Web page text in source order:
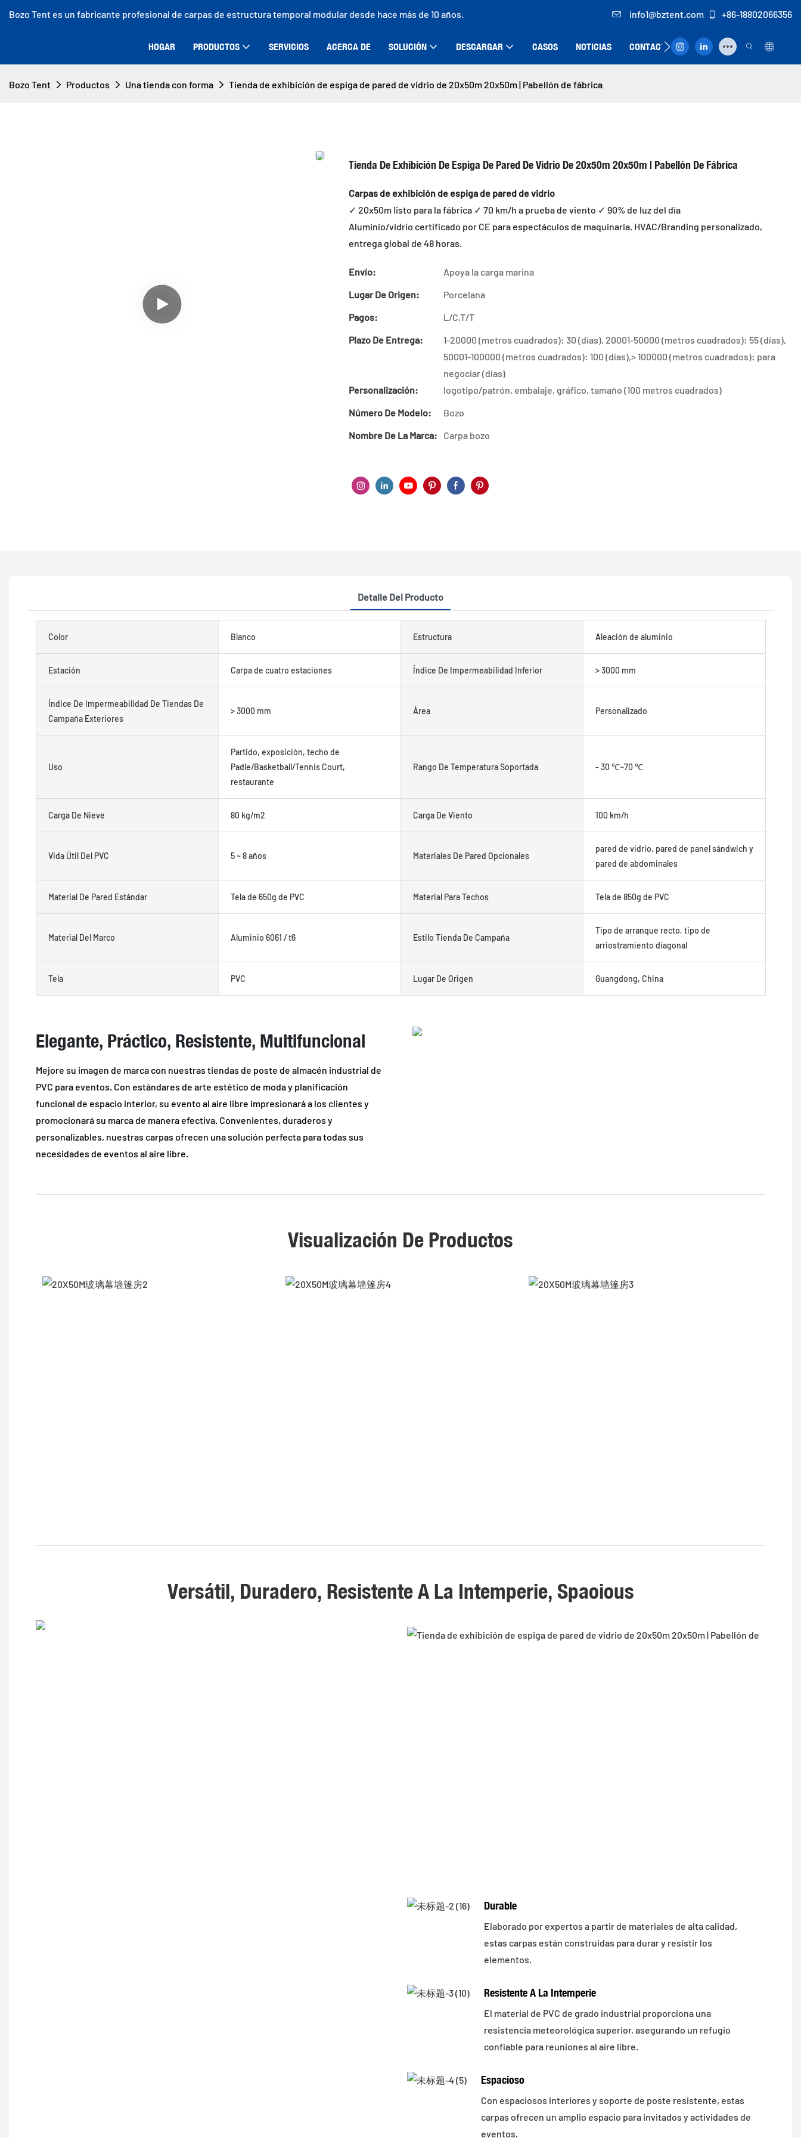
Bozo Tent es un fabricante profesional de carpas de estructura temporal modular desde hace más de 10 años. info1@bztent.com +86-18802066356
HOGAR PRODUCTOS SERVICIOS ACERCA DE SOLUCIÓN DESCARGAR CASOS NOTICIAS CONTACTO
Bozo Tent Productos Una tienda con forma Tienda de exhibición de espiga de pared de vidrio de 20x50m 20x50m | Pabellón de fábrica
Tienda De Exhibición De Espiga De Pared De Vidrio De 20x50m 20x50m | Pabellón De Fábrica
Carpas de exhibición de espiga de pared de vidrio
✓ 20x50m listo para la fábrica ✓ 70 km/h a prueba de viento ✓ 90% de luz del día
Aluminio/vidrio certificado por CE para espectáculos de maquinaria. HVAC/Branding personalizado,
entrega global de 48 horas.
Envío:
Apoya la carga marina
Lugar De Origen:
Porcelana
Pagos:
L/C,T/T
Plazo De Entrega:
1-20000 (metros cuadrados): 30 (días), 20001-50000 (metros cuadrados): 55 (días),
50001-100000 (metros cuadrados): 100 (días),> 100000 (metros cuadrados): para
negociar (días)
Personalización:
logotipo/patrón, embalaje, gráfico, tamaño (100 metros cuadrados)
Número De Modelo:
Bozo
Nombre De La Marca:
Carpa bozo
Detalle Del Producto
Color Blanco Estructura Aleación de aluminio
Estación Carpa de cuatro estaciones Índice De Impermeabilidad Inferior > 3000 mm
Índice De Impermeabilidad De Tiendas De
Campaña Exteriores
> 3000 mm Área Personalizado
Uso
Partido, exposición, techo de
Padle/Basketball/Tennis Court,
restaurante
Rango De Temperatura Soportada - 30 ℃~70 ℃
Carga De Nieve 80 kg/m2 Carga De Viento 100 km/h
Vida Útil Del PVC 5 ~ 8 años Materiales De Pared Opcionales
pared de vidrio, pared de panel sándwich y
pared de abdominales
Material De Pared Estándar Tela de 650g de PVC Material Para Techos Tela de 850g de PVC
Material Del Marco Aluminio 6061 / t6 Estilo Tienda De Campaña
Tipo de arranque recto, tipo de
arriostramiento diagonal
Tela PVC Lugar De Origen Guangdong, China
Elegante, Práctico, Resistente, Multifuncional
Mejore su imagen de marca con nuestras tiendas de poste de almacén industrial de
PVC para eventos. Con estándares de arte estético de moda y planificación
funcional de espacio interior, su evento al aire libre impresionará a los clientes y
promocionará su marca de manera efectiva. Convenientes, duraderos y
personalizables, nuestras carpas ofrecen una solución perfecta para todas sus
necesidades de eventos al aire libre.
Visualización De Productos
Versátil, Duradero, Resistente A La Intemperie, Spaoious
Durable
Elaborado por expertos a partir de materiales de alta calidad,
estas carpas están construidas para durar y resistir los
elementos.
Resistente A La Intemperie
El material de PVC de grado industrial proporciona una
resistencia meteorológica superior, asegurando un refugio
confiable para reuniones al aire libre.
Espacioso
Con espaciosos interiores y soporte de poste resistente, estas
carpas ofrecen un amplio espacio para invitados y actividades de
eventos.